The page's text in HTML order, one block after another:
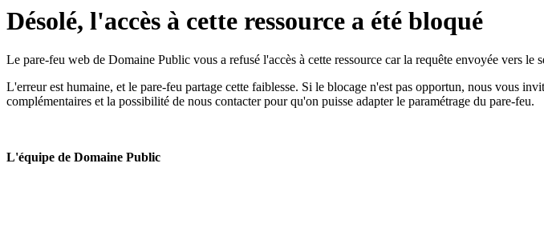
Désolé, l'accès à cette ressource a été bloqué
Le pare-feu web de Domaine Public vous a refusé l'accès à cette ressource car la requête envoyée vers le
L'erreur est humaine, et le pare-feu partage cette faiblesse. Si le blocage n'est pas opportun, nous vous
complémentaires et la possibilité de nous contacter pour qu'on puisse adapter le paramétrage du pare-feu.
L'équipe de Domaine Public